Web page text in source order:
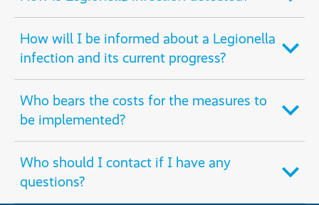
How will I be informed about a Legionella
infection and its current progress?
Who bears the costs for the measures to
be implemented?
Who should I contact if I have any
questions?